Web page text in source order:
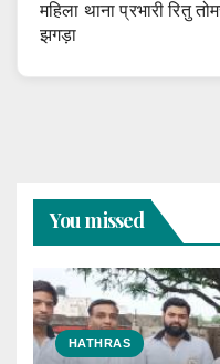
महिला थाना प्रभारी रितु
झगड़ा
You missed
HATHRAS